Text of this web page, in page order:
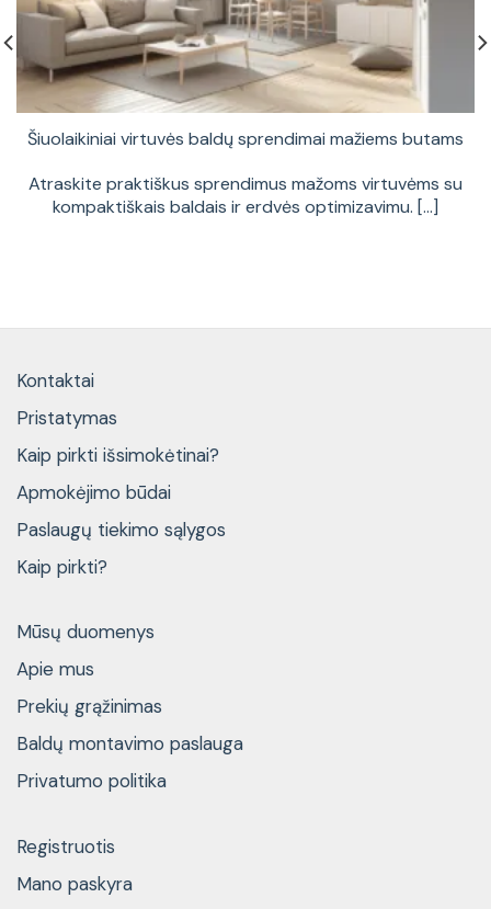
Šiuolaikiniai virtuvės baldų sprendimai mažiems butams
Atraskite praktiškus sprendimus mažoms virtuvėms su
kompaktiškais baldais ir erdvės optimizavimu. [...]
Kontaktai
Pristatymas
Kaip pirkti išsimokėtinai?
Apmokėjimo būdai
Paslaugų tiekimo sąlygos
Kaip pirkti?
Mūsų duomenys
Apie mus
Prekių grąžinimas
Baldų montavimo paslauga
Privatumo politika
Registruotis
Mano paskyra